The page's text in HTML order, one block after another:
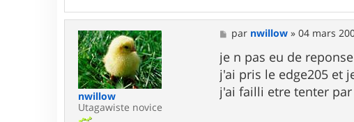
n
t
a
c
t
e
r
L
o
nwillow
Utagawiste novice
M
e
s
s
a
g
e
par nwillow »04 mars
je n pas eu de
j'ai pris le edge205 et
j'ai failli etre tenter